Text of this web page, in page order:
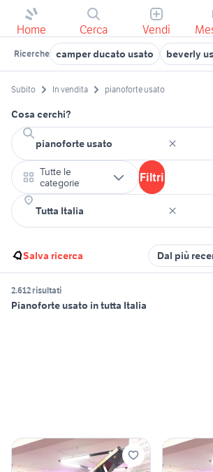
Home Cerca Vendi
Ricerche camper ducato usato beverly
Subito In vendita pianoforte usato
Cosa cerchi?
Tutte le
categorie
Filtri
Salva ricerca Dal più
2.612 risultati
Pianoforte usato in tutta Italia